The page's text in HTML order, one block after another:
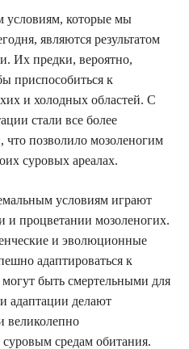
условиям, которые мы
являются результатом
Их предки, вероятно,
приспособиться к
и холодных областей. С
стали все более
позволило мозоленогим
суровых ареалах.
условиям играют
процветании мозоленогих.
и эволюционные
адаптироваться к
быть смертельными для
адаптации делают
великолепно
средам обитания.